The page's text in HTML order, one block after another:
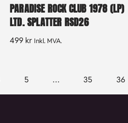
PARADISE ROCK CLUB 1978 (LP)
LTD. SPLATTER RSD26
499 kr Inkl. MVA.
5 … 35 36